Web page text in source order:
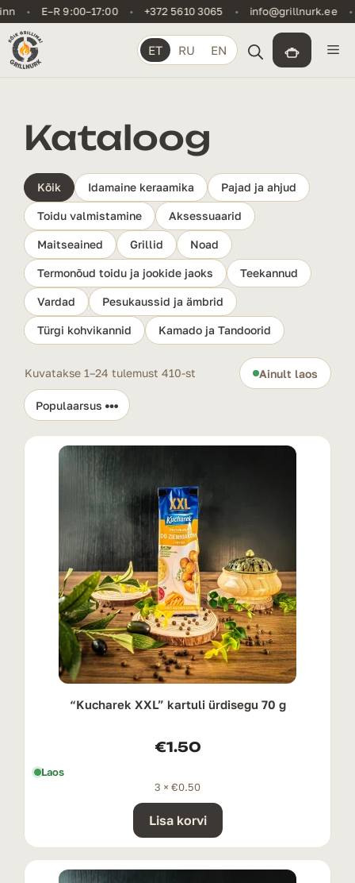
Skip
content
• E–R 9:00–17:00 • +372 5610 3065 • info@grillnurk.ee •
ET RU EN
Kataloog
Kõik Idamaine keraamika Pajad ja ahjud
Toidu valmistamine Aksessuaarid
Maitseained Grillid Noad
Termonõud toidu ja jookide jaoks Teekannud
Vardad Pesukaussid ja ämbrid
Türgi kohvikannid Kamado ja Tandoorid
Kuvatakse 1–24 tulemust 410-st Ainult laos
“Kucharek XXL” kartuli ürdisegu 70 g
€1.50
Laos
3 × €0.50
Lisa korvi